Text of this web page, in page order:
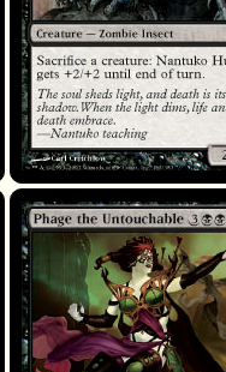
Phage l'Intouchable